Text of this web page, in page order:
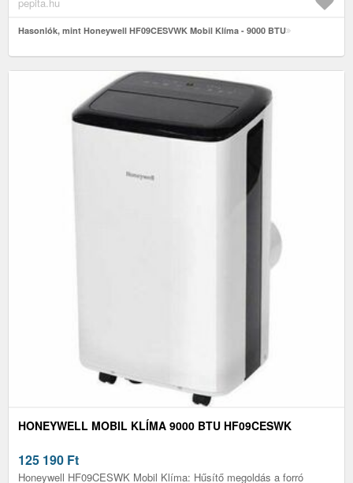
Hasonlók, mint Honeywell HF09CESVWK Mobil Klíma - 9000 BTU
HONEYWELL MOBIL KLÍMA 9000 BTU HF09CESWK
125 190 Ft
Honeywell HF09CESWK Mobil Klíma: Hűsítő megoldás a forró